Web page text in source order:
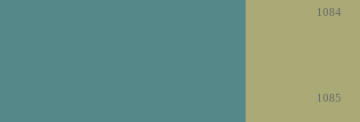
1084
1085